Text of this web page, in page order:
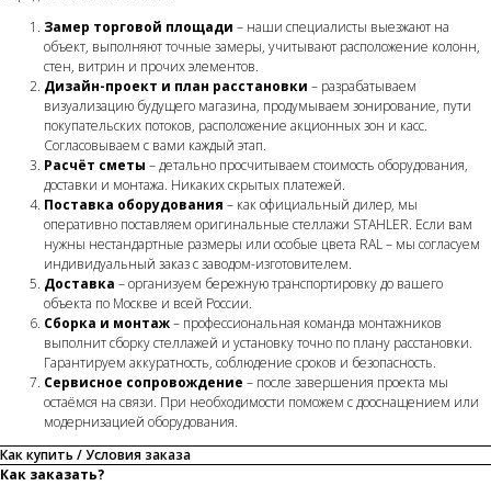
Замер торговой площади – наши специалисты выезжают на
объект, выполняют точные замеры, учитывают расположение колонн,
стен, витрин и прочих элементов.
Дизайн-проект и план расстановки – разрабатываем
визуализацию будущего магазина, продумываем зонирование, пути
покупательских потоков, расположение акционных зон и касс.
Согласовываем с вами каждый этап.
Расчёт сметы – детально просчитываем стоимость оборудования,
доставки и монтажа. Никаких скрытых платежей.
Поставка оборудования – как официальный дилер, мы
оперативно поставляем оригинальные стеллажи STAHLER. Если вам
нужны нестандартные размеры или особые цвета RAL – мы согласуем
индивидуальный заказ с заводом-изготовителем.
Доставка – организуем бережную транспортировку до вашего
объекта по Москве и всей России.
Сборка и монтаж– профессиональная команда монтажников
выполнит сборку стеллажей и установку точно по плану расстановки.
Гарантируем аккуратность, соблюдение сроков и безопасность.
Сервисное сопровождение – после завершения проекта мы
остаёмся на связи. При необходимости поможем с дооснащением или
модернизацией оборудования.
Как купить / Условия заказа
Как заказать?